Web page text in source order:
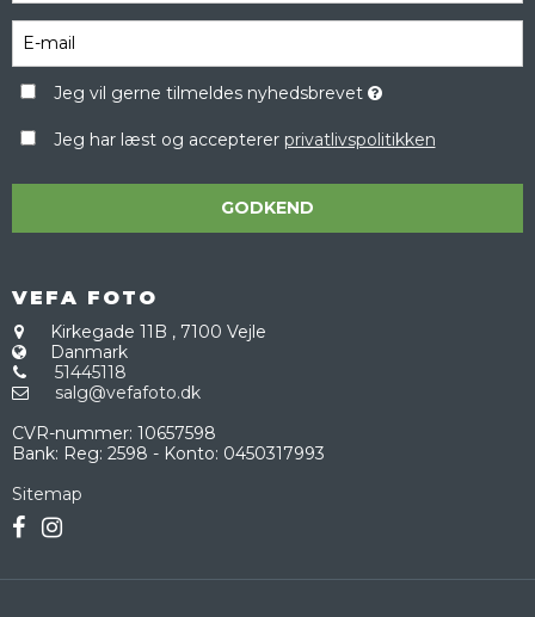
Jeg vil gerne tilmeldes nyhedsbrevet
Jeg har læst og accepterer privatlivspolitikken
GODKEND
VEFA FOTO
Kirkegade 11B , 7100 Vejle
Danmark
51445118
salg@vefafoto.dk
CVR-nummer: 10657598
Bank: Reg: 2598 - Konto: 0450317993
Sitemap